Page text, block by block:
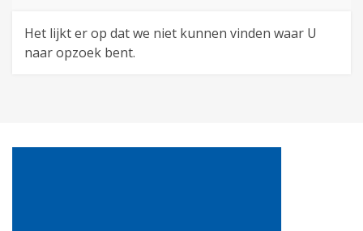
Het lijkt er op dat we niet kunnen vinden waar U
naar opzoek bent.